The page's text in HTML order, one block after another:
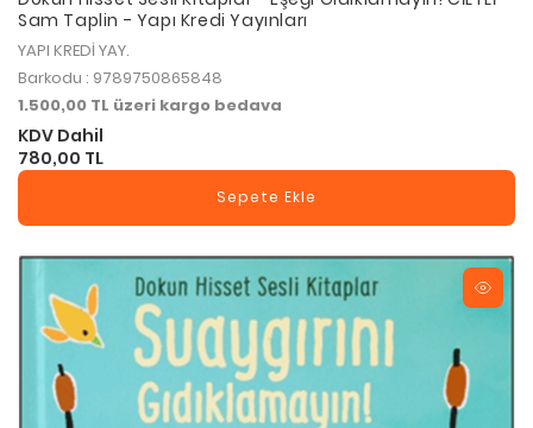
Sam Taplin - Yapı Kredi Yayınları
YAPI KREDİ YAY.
Barkodu : 9789750865848
1.500,00 TL üzeri kargo bedava
KDV Dahil
780,00 TL
Sepete Ekle